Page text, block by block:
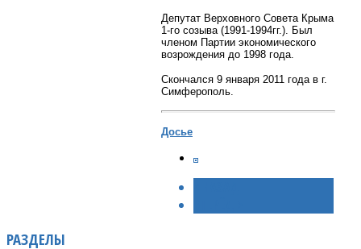
Депутат Верховного Совета Крыма
1-го созыва (1991-1994гг.). Был
членом Партии экономического
возрождения до 1998 года.
Скончался 9 января 2011 года в г.
Симферополь.
Досье
РАЗДЕЛЫ